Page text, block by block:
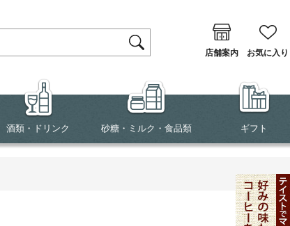
店舗案内
お気に入り
酒類・ドリンク 砂糖・ミルク・食品類 ギフト